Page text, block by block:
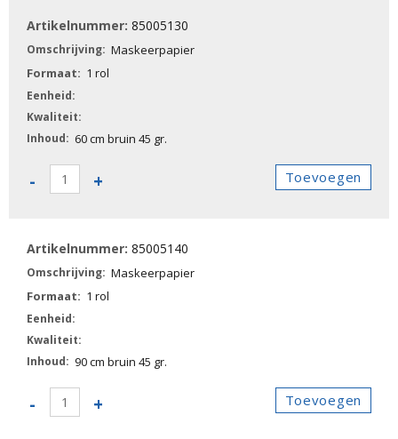
85005130
Maskeerpapier
1 rol
60 cm bruin 45 gr.
-
85005130
+ Toevoegen
85005140
Maskeerpapier
1 rol
90 cm bruin 45 gr.
-
85005140
+ Toevoegen